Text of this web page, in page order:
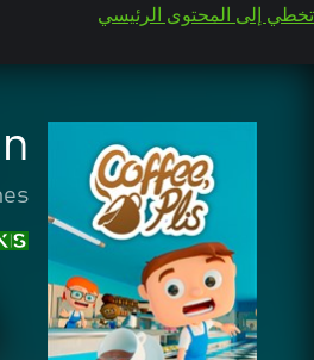
تخطي إلى المحتوى الرئيسي